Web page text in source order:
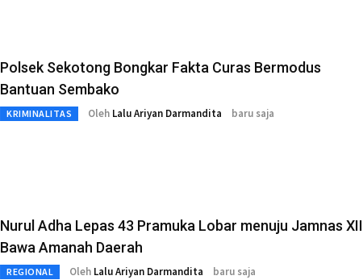
Polsek Sekotong Bongkar Fakta Curas Bermodus
Bantuan Sembako
KRIMINALITAS Oleh Lalu Ariyan Darmandita baru saja
Nurul Adha Lepas 43 Pramuka Lobar menuju Jamnas XII
Bawa Amanah Daerah
REGIONAL Oleh Lalu Ariyan Darmandita baru saja